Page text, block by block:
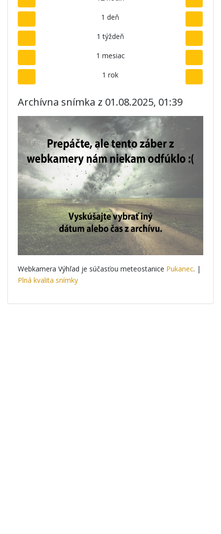
1 deň
1 týždeň
1 mesiac
1 rok
Archívna snímka z 01.08.2025, 01:39
Webkamera Výhľad je súčasťou meteostanice Pukanec. |
Plná kvalita snímky